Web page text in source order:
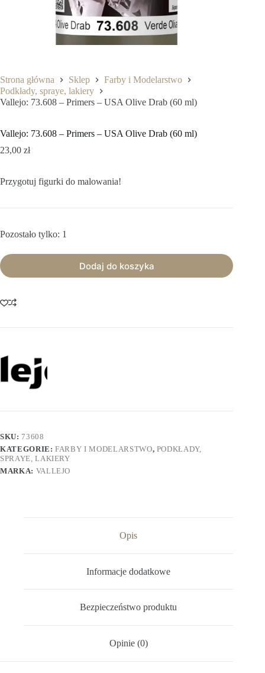
Strona główna Sklep
Farby i Modelarstwo
Podkłady, spraye, lakiery
Vallejo: 73.608 – Primers – USA Olive Drab (60 ml)
Vallejo: 73.608 – Primers – USA Olive Drab (60 ml)
23,00 zł
Przygotuj figurki do malowania!
Pozostało tylko: 1
Dodaj do koszyka
SKU: 73608
KATEGORIE:FARBY I MODELARSTWO, PODKŁADY,
SPRAYE, LAKIERY
MARKA: VALLEJO
Opis
Informacje dodatkowe
Bezpieczeństwo produktu
Opinie (0)